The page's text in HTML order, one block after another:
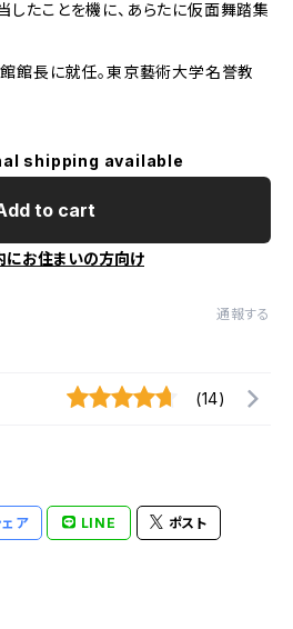
したことを機に、あらたに仮面舞踏集
館長に就任。東京藝術大学名誉教
shipping available
to cart
にお住まいの方向け
通報する
(14)
ェア LINE ポスト